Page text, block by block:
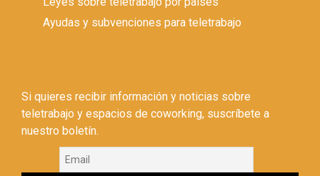
Ayudas y subvenciones para teletrabajo
Si quieres recibir información y noticias sobre
teletrabajo y espacios de coworking, suscríbete a
nuestro boletín.